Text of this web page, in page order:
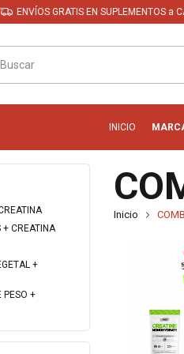
ENVÍOS GRATIS EN SUPLEMENTOS a
INICIO
CREATINA
+
PESO +
Inicio